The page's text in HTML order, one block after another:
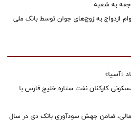
به شعبه
از ۸ همت وام ازدواج به زوج‌های جوان توسط بانک ملی
«آسیا»
واحد مسکونی کارکنان نفت ستاره خلیج فارس با
مالی، ضامن جهش سودآوری بانک دی در سال